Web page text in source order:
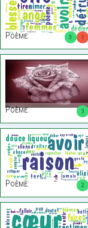
3 1
Poème:
3
Poème:
2
Poème: